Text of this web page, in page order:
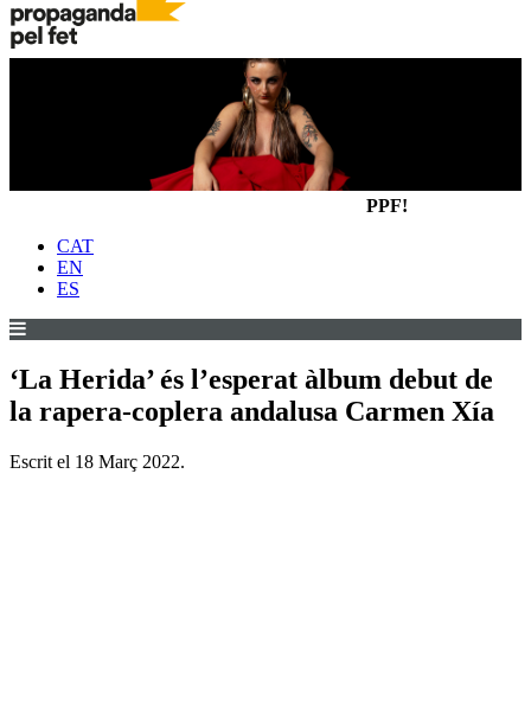
PPF!
CAT
EN
ES
‘La Herida’ és l’esperat àlbum debut de
la rapera-coplera andalusa Carmen Xía
Escrit el 18 Març 2022.